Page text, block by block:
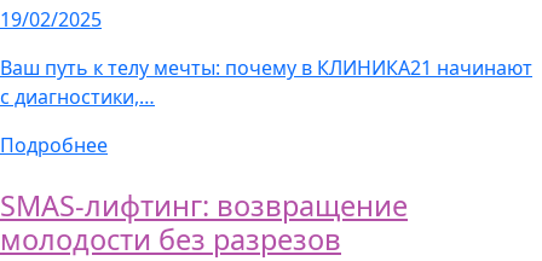
19/02/2025
Ваш путь к телу мечты: почему в КЛИНИКА21 начинают
с диагностики,…
Подробнее
SMAS-лифтинг: возвращение
молодости без разрезов